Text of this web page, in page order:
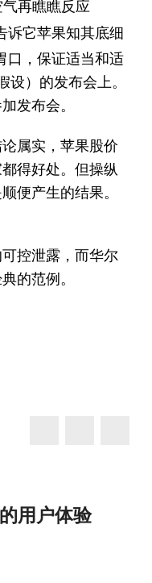
再瞧瞧反应
诉它苹果知其底细
口，保证适当和适
设）的发布会上。
发布会。
属实，苹果股价
得好处。但操纵
便产生的结果。
控泄露，而华尔
的范例。
用户体验